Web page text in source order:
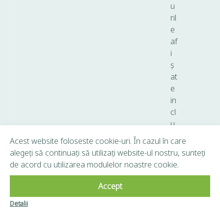
u
ril
e
af
i
ș
at
e
in
cl
u
T
V
A.
Copyright © 2026 Frunză Verde - Toate drepturile
Acest website foloseste cookie-uri. În cazul în care
alegeți să continuați să utilizați website-ul nostru, sunteți
de acord cu utilizarea modulelor noastre cookie.
Accept
Detalii